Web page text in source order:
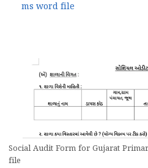
ms word file
Social Audit Form for Gujarat
file